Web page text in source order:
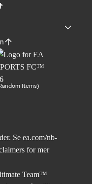
Items)
Se ea.com/nb-
for mer
Team™